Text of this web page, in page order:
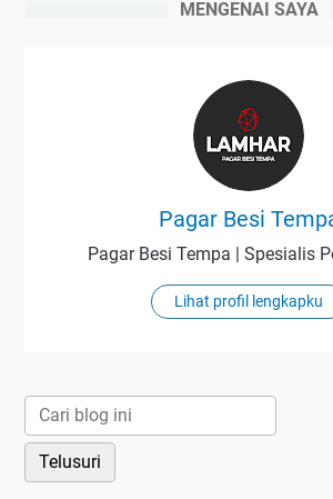
MENGENAI SAYA
Pagar Besi
Pagar Besi Tempa | Spesialis
Lihat profil lengkapku